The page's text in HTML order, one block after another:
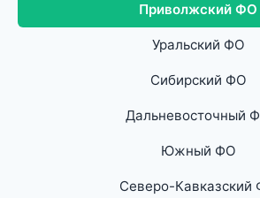
Приволжский ФО
Уральский ФО
Сибирский ФО
Дальневосточный
Южный ФО
Северо-Кавказский